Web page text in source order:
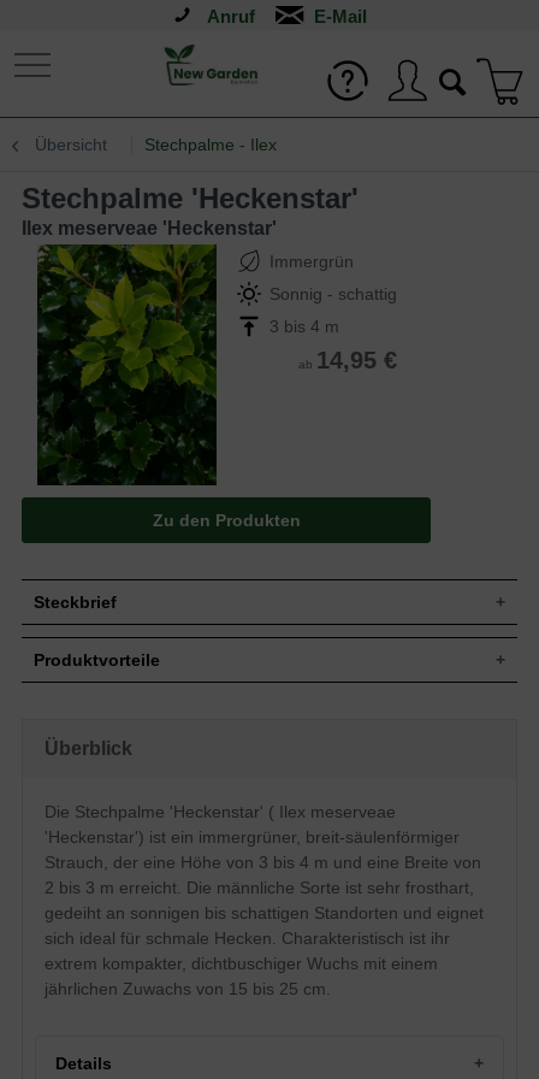
Anruf
Übersicht Stechpalme - Ilex
Stechpalme 'Heckenstar'
Ilex meserveae 'Heckenstar'
Immergrün
Sonnig - schattig
3 bis 4 m
ab 14,95 €
Zu den Produkten
Steckbrief
Zuwachs
Wuchsform
Blatt
zugespitzt, mit Dornen besetzt, leicht
gewellter Rand, frischgrün, 4 cm lang
Frucht
Fruchtlos
Blüte
Weiß, im Mai und Juni
Boden
Insgesamt relativ anspruchslos, bevorzugt
jedoch frische bis feuchte, nährstoffreiche
und durchlässige Böden
Standort
Sonnig bis schattig
Produktvorteile
extrem kompakt im Alter
optimal für schmale Hecken
keine Frucht
verträgt keine Staunässe
langsamwüchsig
Überblick
Die Stechpalme 'Heckenstar' ( Ilex meserveae
'Heckenstar') ist ein immergrüner, breit-säulenförmiger
Strauch, der eine Höhe von 3 bis 4 m und eine Breite von
2 bis 3 m erreicht. Die männliche Sorte ist sehr frosthart,
gedeiht an sonnigen bis schattigen Standorten und eignet
sich ideal für schmale Hecken. Charakteristisch ist ihr
extrem kompakter, dichtbuschiger Wuchs mit einem
jährlichen Zuwachs von 15 bis 25 cm.
Details